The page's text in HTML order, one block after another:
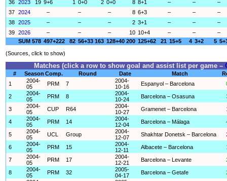
36 2023 19 9+6 1 0+0 2 0+0 8 8+1 – –
–
37 2024 – – – 8 6+3 – –
–
38 2025 – – – 2 3+1 – –
–
39 2026 – – – 10 10+4 – –
–
SUM 578 497+222 82 56+33 163 128+40 200 125+62 21 15+5 4 3+2 5
(Sources, click to show)
Matches (click a row to show goal and assist list per game –
# Season Comp. Round Date Match
1
2004-
05
PRM 7
2004-
10-16
Espanyol – Barcelona
2
2004-
05
PRM 8
2004-
10-24
Barcelona – Osasuna
3
2004-
05
CUP R64
2004-
10-27
Gramenet – Barcelona
4
2004-
05
PRM 14
2004-
12-04
Barcelona – Málaga
5
2004-
05
UCL Group
2004-
12-07
Shakhtar Donetsk – Barcelona
6
2004-
05
PRM 15
2004-
12-11
Albacete – Barcelona
7
2004-
05
PRM 17
2004-
12-21
Barcelona – Levante
8
2004-
05
PRM 32
2005-
04-17
Barcelona – Getafe